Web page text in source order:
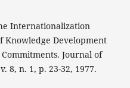
Internationalization
Knowledge Development
Journal of
8, n. 1, p. 23-32, 1977.